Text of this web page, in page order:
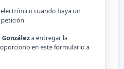
cuando haya un
a entregar la
en este formulario a